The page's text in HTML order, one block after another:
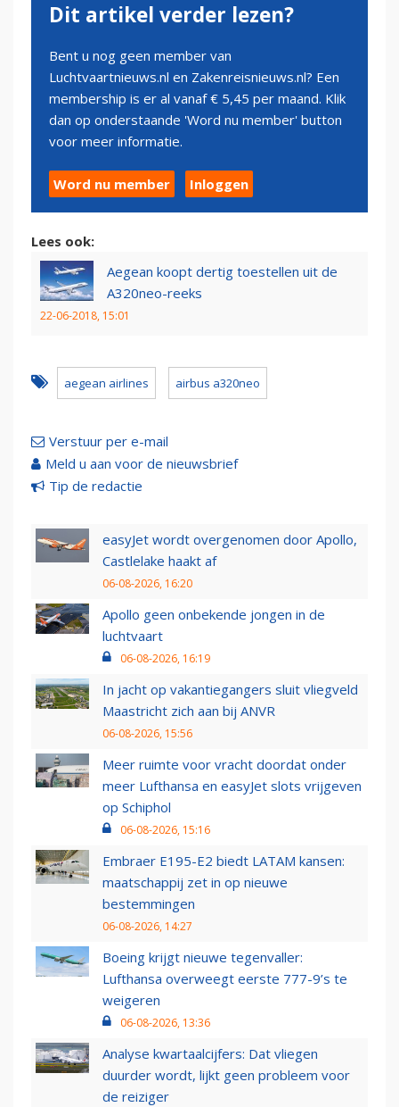
Dit artikel verder lezen?
Bent u nog geen member van
Luchtvaartnieuws.nl en Zakenreisnieuws.nl? Een
membership is er al vanaf € 5,45 per maand. Klik
dan op onderstaande 'Word nu member' button
voor meer informatie.
Word nu member Inloggen
Lees ook:
Aegean koopt dertig toestellen uit de
A320neo-reeks
22-06-2018, 15:01
aegean airlines airbus a320neo
Verstuur per e-mail
Meld u aan voor de nieuwsbrief
Tip de redactie
easyJet wordt overgenomen door Apollo,
Castlelake haakt af
06-08-2026, 16:20
Apollo geen onbekende jongen in de
luchtvaart
06-08-2026, 16:19
In jacht op vakantiegangers sluit vliegveld
Maastricht zich aan bij ANVR
06-08-2026, 15:56
Meer ruimte voor vracht doordat onder
meer Lufthansa en easyJet slots vrijgeven
op Schiphol
06-08-2026, 15:16
Embraer E195-E2 biedt LATAM kansen:
maatschappij zet in op nieuwe
bestemmingen
06-08-2026, 14:27
Boeing krijgt nieuwe tegenvaller:
Lufthansa overweegt eerste 777-9’s te
weigeren
06-08-2026, 13:36
Analyse kwartaalcijfers: Dat vliegen
duurder wordt, lijkt geen probleem voor
de reiziger